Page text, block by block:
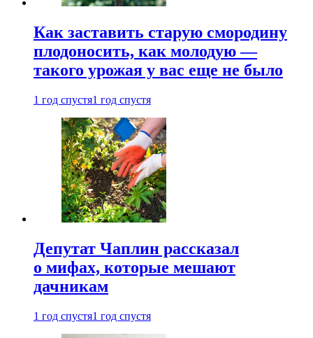
Как заставить старую смородину
плодоносить, как молодую —
такого урожая у вас еще не было
1 год спустя1 год спустя
Депутат Чаплин рассказал
о мифах, которые мешают
дачникам
1 год спустя1 год спустя